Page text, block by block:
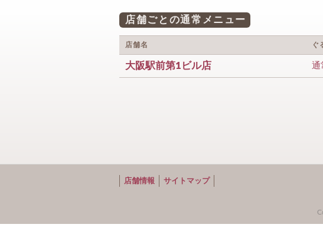
店舗ごとの通常メニュー
店舗名 ぐ
大阪駅前第1ビル店 通
店舗情報 サイトマップ